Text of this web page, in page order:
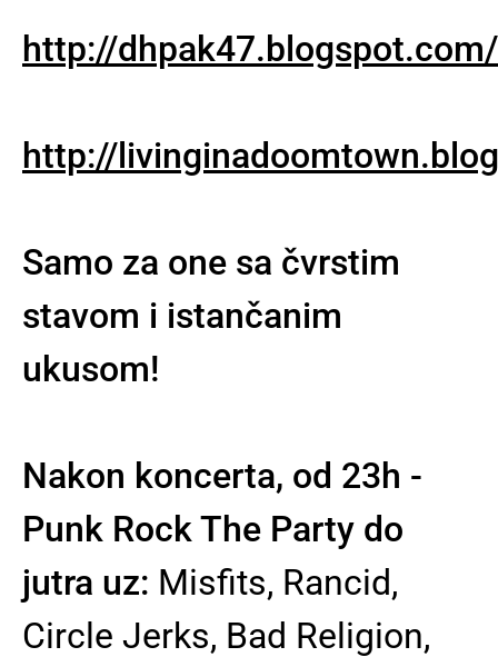
http://dhpak47.blogspot.com/
http://
Samo za one sa čvrstim
stavom i istančanim
ukusom!
Nakon koncerta, od 23h -
Punk Rock The Party do
jutra uz: Misfits, Rancid,
Circle Jerks, Bad Religion,